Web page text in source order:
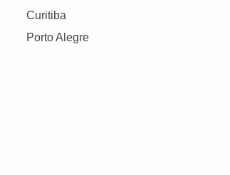
Curitiba
Porto Alegre